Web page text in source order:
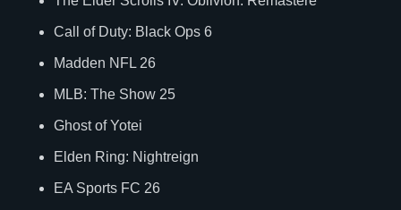
Call of Duty: Black Ops 6
Madden NFL 26
MLB: The Show 25
Ghost of Yotei
Elden Ring: Nightreign
EA Sports FC 26